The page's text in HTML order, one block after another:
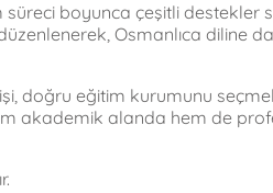
boyunca çeşitli destekler
Osmanlıca diline
doğru eğitim kurumunu
akademik alanda hem de